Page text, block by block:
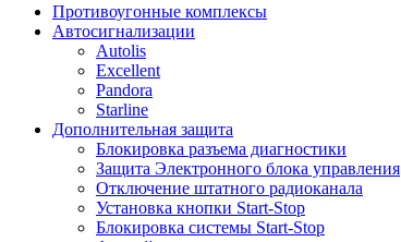
Противоугонные комплексы
Автосигнализации
Autolis
Excellent
Pandora
Starline
Дополнительная защита
Блокировка разъема диагностики
Защита Электронного блока управления
Отключение штатного радиоканала
Установка кнопки Start-Stop
Блокировка системы Start-Stop